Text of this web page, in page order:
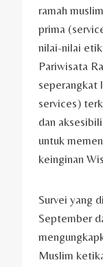
ramah
prima
nilai-nilai
Pariwisata
seperangkat
services)
dan
untuk
keinginan
Survei yang
September
Muslim